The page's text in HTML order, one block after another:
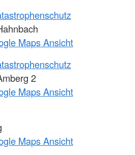
Maps Ansicht
2
Maps Ansicht
Maps Ansicht